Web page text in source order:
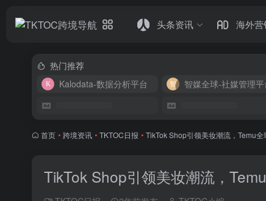
头条资讯 海外营
热门推荐
Kalodata-数据分析平台
智媒全球-社媒管理平
首页 • 跨境资讯 • TKTOC日报 • TikTok Shop引领美妆潮流，Temu
TikTok Shop引领美妆潮流，